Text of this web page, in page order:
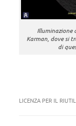
Illuminazione
Karman, dove si
di
LICENZA PER IL